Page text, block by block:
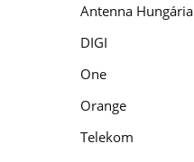
Antenna Hungária
DIGI
One
Orange
Telekom